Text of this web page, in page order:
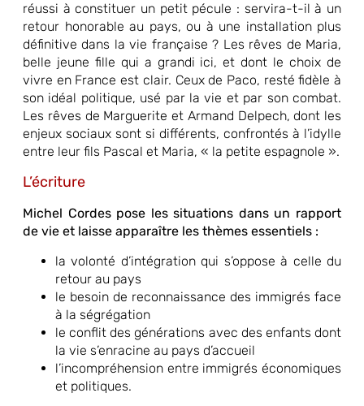
réussi à constituer un petit pécule : servira-t-il à un
retour honorable au pays, ou à une installation plus
définitive dans la vie française ? Les rêves de Maria,
belle jeune fille qui a grandi ici, et dont le choix de
vivre en France est clair. Ceux de Paco, resté fidèle à
son idéal politique, usé par la vie et par son combat.
Les rêves de Marguerite et Armand Delpech, dont les
enjeux sociaux sont si différents, confrontés à l’idylle
entre leur fils Pascal et Maria, « la petite espagnole ».
L’écriture
Michel Cordes pose les situations dans un rapport
de vie et laisse apparaître les thèmes essentiels :
la volonté d’intégration qui s’oppose à celle du
retour au pays
le besoin de reconnaissance des immigrés face
à la ségrégation
le conflit des générations avec des enfants dont
la vie s’enracine au pays d’accueil
l’incompréhension entre immigrés économiques
et politiques.